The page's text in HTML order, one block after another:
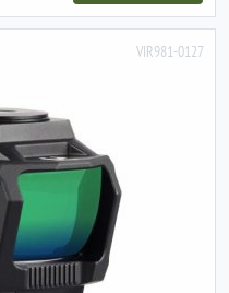
VIR981-0127